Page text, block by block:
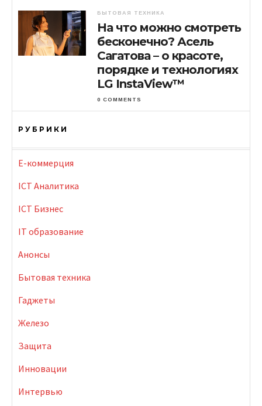
БЫТОВАЯ ТЕХНИКА
На что можно смотреть
бесконечно? Асель
Сагатова – о красоте,
порядке и технологиях
LG InstaView™
0 COMMENTS
РУБРИКИ
E-коммерция
ICT Аналитика
ICT Бизнес
IT образование
Анонсы
Бытовая техника
Гаджеты
Железо
Защита
Инновации
Интервью